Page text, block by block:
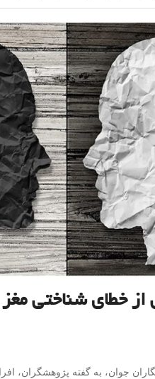
خطای شناختی
جوان، به گفته پژوهشگران،